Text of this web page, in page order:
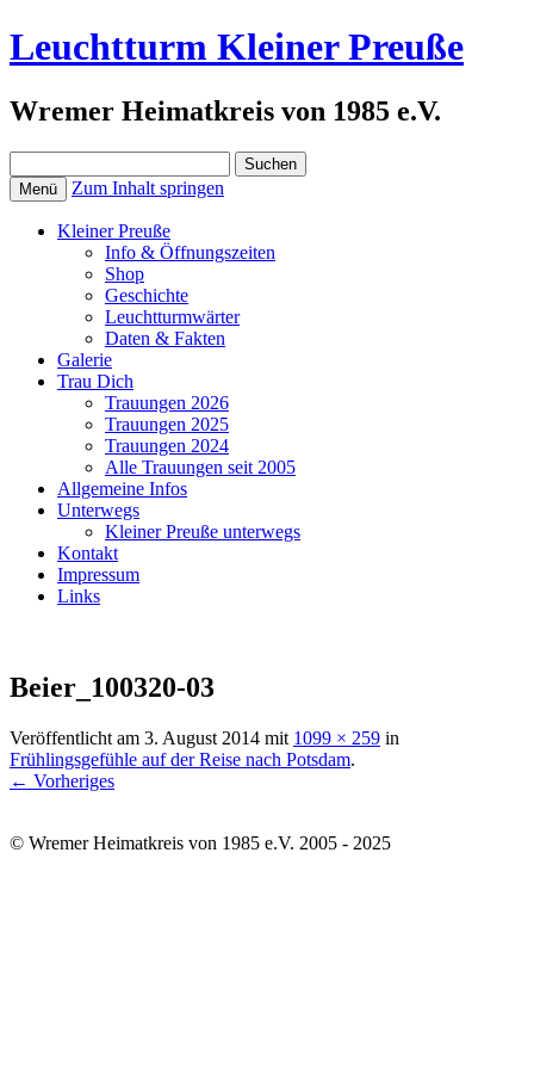
Leuchtturm Kleiner Preuße
Wremer Heimatkreis von 1985 e.V.
nach:
Menü Zum Inhalt springen
Kleiner Preuße
Info & Öffnungszeiten
Shop
Geschichte
Leuchtturmwärter
Daten & Fakten
Galerie
Trau Dich
Trauungen 2026
Trauungen 2025
Trauungen 2024
Alle Trauungen seit 2005
Allgemeine Infos
Unterwegs
Kleiner Preuße unterwegs
Kontakt
Impressum
Links
Beier_100320-03
Veröffentlicht am 3. August 2014 mit 1099 × 259 in
Frühlingsgefühle auf der Reise nach Potsdam.
← Vorheriges
© Wremer Heimatkreis von 1985 e.V. 2005 - 2025